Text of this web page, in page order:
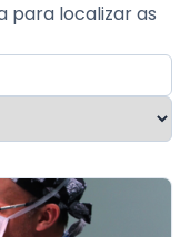
para localizar as